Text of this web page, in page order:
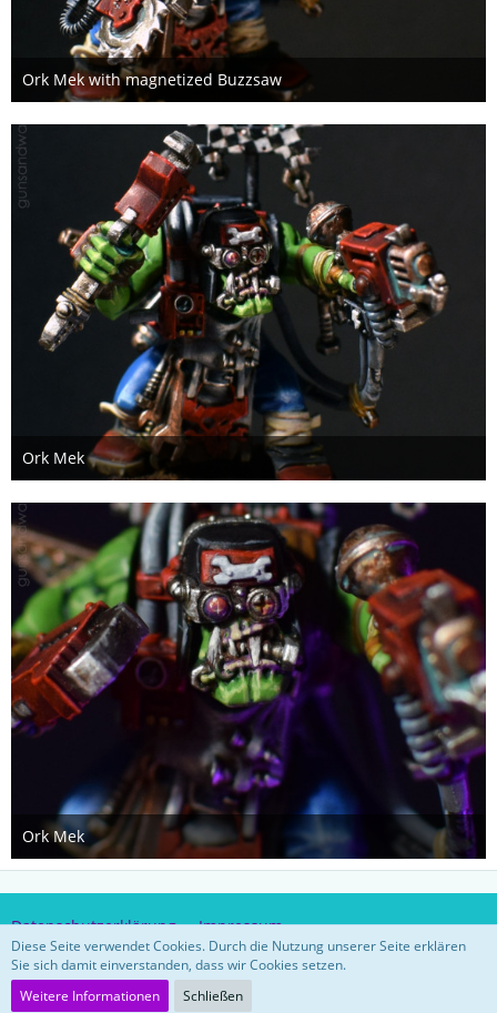
Ork Mek with magnetized Buzzsaw
5. Januar 2021
Ork Mek
5. Januar 2021
Ork Mek
5. Januar 2021
Datenschutzerklärung Impressum
Community-Software:
Diese Seite verwendet Cookies. Durch die Nutzung unserer Seite erklären
Sie sich damit einverstanden, dass wir Cookies setzen.
Weitere Informationen
Schließen